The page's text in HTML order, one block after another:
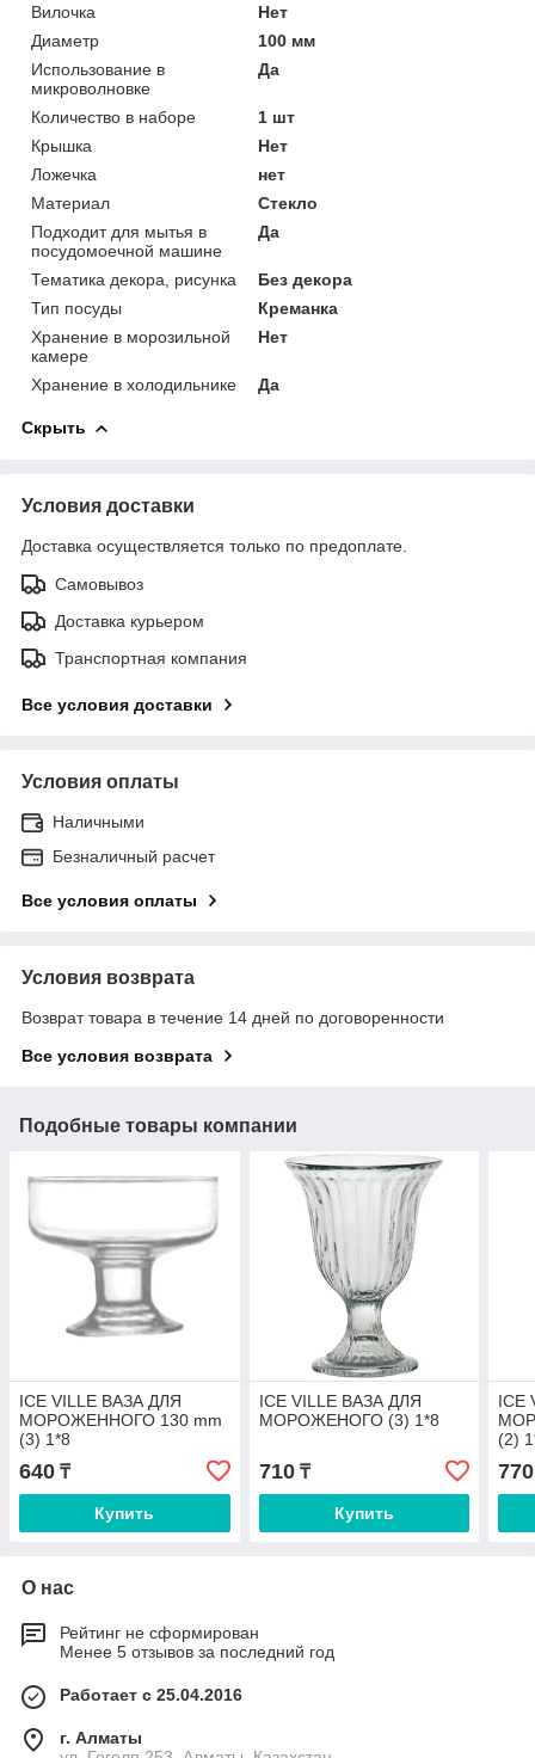
Вилочка
Нет
Диаметр
100 мм
Использование в
микроволновке
Да
Количество в наборе
1 шт
Крышка
Нет
Ложечка
нет
Материал
Стекло
Подходит для мытья в
посудомоечной машине
Да
Тематика декора, рисунка
Без декора
Тип посуды
Креманка
Хранение в морозильной
камере
Нет
Хранение в холодильнике Да
Скрыть
Условия доставки
Доставка осуществляется только по предоплате.
Самовывоз
Доставка курьером
Транспортная компания
Все условия доставки
Условия оплаты
Наличными
Безналичный расчет
Все условия оплаты
Условия возврата
Возврат товара в течение 14 дней по договоренности
Все условия возврата
Подобные товары компании
ICE VILLE ВАЗА ДЛЯ
МОРОЖЕННОГО 130 mm
(3) 1*8
640 ₸
Купить
ICE VILLE ВАЗА ДЛЯ
МОРОЖЕНОГО (3) 1*8
710₸
Купить
ICE
(2)
770
О нас
Рейтинг не сформирован
Менее 5 отзывов за последний год
Работает с 25.04.2016
г. Алматы